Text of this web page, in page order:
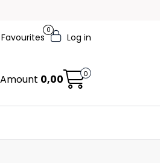
0
Favourites Log in
Amount 0,00 0